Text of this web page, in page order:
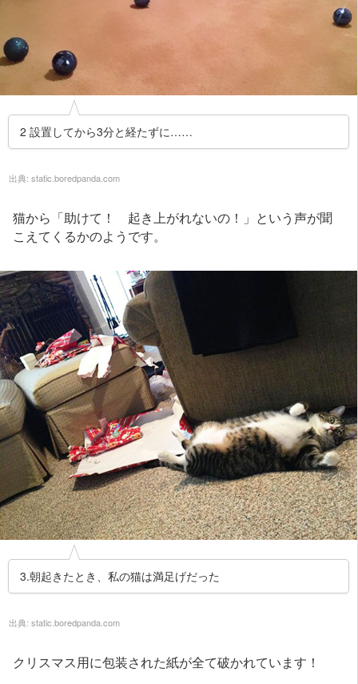
2 設置してから3分と経たずに……
出典: static.boredpanda.com
猫から「助けて！ 起き上がれないの！」という声が聞
こえてくるかのようです。
3.朝起きたとき、私の猫は満足げだった
出典: static.boredpanda.com
クリスマス用に包装された紙が全て破かれています！